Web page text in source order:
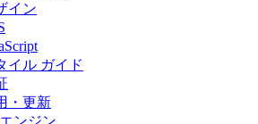
イン
イル ガイド
・更新
ンジン